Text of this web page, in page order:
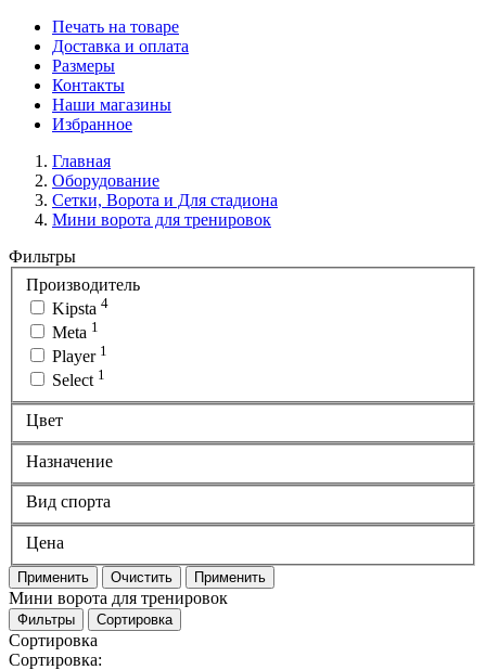
Печать на товаре
Доставка и оплата
Размеры
Контакты
Наши магазины
Избранное
Главная
Оборудование
Сетки, Ворота и Для стадиона
Мини ворота для тренировок
Фильтры
Производитель
Kipsta 4
Meta 1
Player 1
Select 1
Цвет
Назначение
Вид спорта
Цена
Применить Очистить Применить
Мини ворота для тренировок
Фильтры Сортировка
Сортировка
Сортировка: